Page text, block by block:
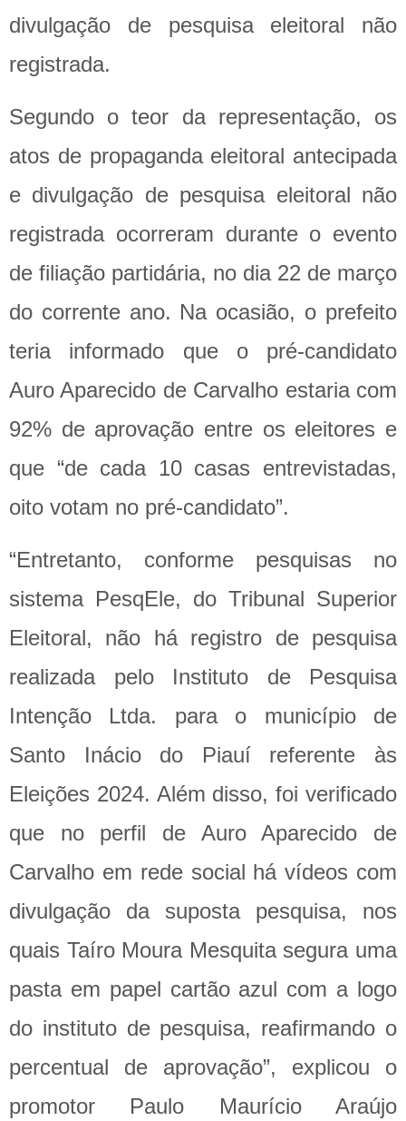
divulgação de pesquisa eleitoral não
registrada.
Segundo o teor da representação, os
atos de propaganda eleitoral antecipada
e divulgação de pesquisa eleitoral não
registrada ocorreram durante o evento
de filiação partidária, no dia 22 de março
do corrente ano. Na ocasião, o prefeito
teria informado que o pré-candidato
Auro Aparecido de Carvalho estaria com
92% de aprovação entre os eleitores e
que “de cada 10 casas entrevistadas,
oito votam no pré-candidato”.
“Entretanto, conforme pesquisas no
sistema PesqEle, do Tribunal Superior
Eleitoral, não há registro de pesquisa
realizada pelo Instituto de Pesquisa
Intenção Ltda. para o município de
Santo Inácio do Piauí referente às
Eleições 2024. Além disso, foi verificado
que no perfil de Auro Aparecido de
Carvalho em rede social há vídeos com
divulgação da suposta pesquisa, nos
quais Taíro Moura Mesquita segura uma
pasta em papel cartão azul com a logo
do instituto de pesquisa, reafirmando o
percentual de aprovação”, explicou o
promotor Paulo Maurício Araújo